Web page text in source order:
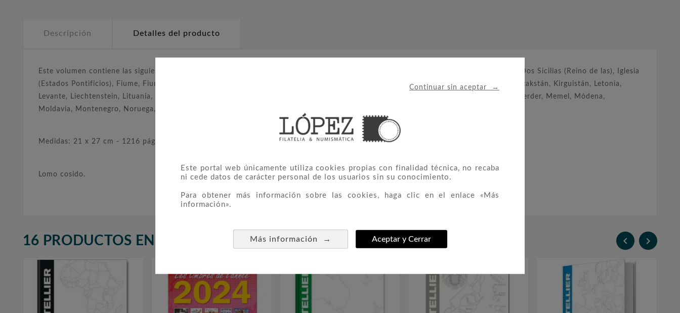
Continuar sin aceptar →
Este portal web únicamente utiliza cookies propias con finalidad técnica, no recaba
ni cede datos de carácter personal de los usuarios sin su conocimiento.
Para obtener más información sobre las cookies, haga clic en el enlace «Más
información».
Más información → Aceptar y Cerrar
Descripción Detalles del producto
Este volumen contiene las siguientes emisiones : Arbe (Rab) y Veglia (Krk), Ejército polaco en la Unión Soviética, Campione, Dalmacia, Dos Sicilias (Reino de las), Iglesia
(Estados Pontificios), Fiume, Fiume y La Kupa, Heligoland, Hungria, Ingria, Jónicas, Irlanda, Islandia, Italia (Antiguos Estados), Italia, Kazakstán, Kirguistán, Letonia,
Levante, Liechtenstein, Lituania, Lituania Central, Lituania del Sur, Lombardo-véneto, Luxemburgo, Macedonia, Madera, Malta, Marienwerder, Memel, Módena,
Moldavia, Montenegro, Noruega, Uzbekistán, Parma, Países Bajos, Cerdeña, Toscana, Trento e Trieste, Trentin, Údine, Venecia Julia.
Medidas: 21 x 27 cm - 1216 páginas.
Lomo cosido.
16 PRODUCTOS EN LA MISMA CATEGORÍA:  